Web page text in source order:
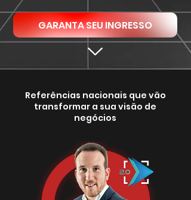
GARANTA SEU INGRESSO
Referências nacionais que vão
transformar a sua visão de
negócios